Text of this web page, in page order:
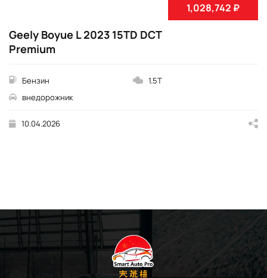
1,028,742 ₽
Geely Boyue L 2023 15TD DCT
Premium
Бензин
1.5T
внедорожник
10.04.2026